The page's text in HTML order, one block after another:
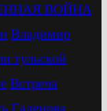
ВОЙНА
Владимир
тульской
Встреча
Гаденова